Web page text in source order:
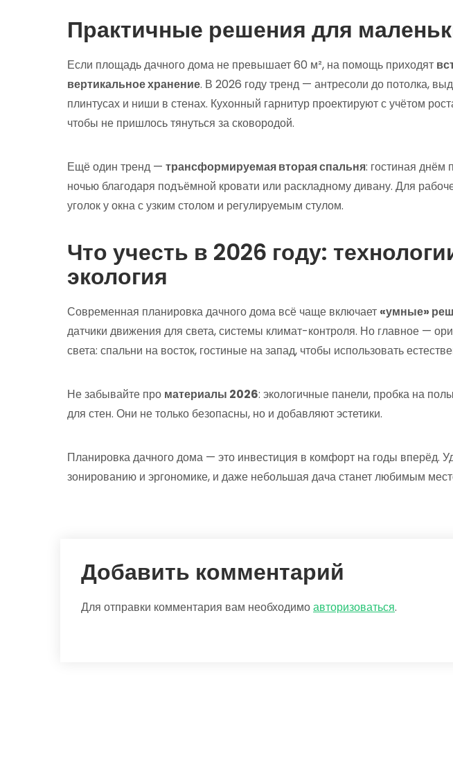
Практичные решения для
Если площадь дачного дома не превышает 60 м², на помощь приходят
вертикальное хранение. В 2026 году тренд — антресоли до потолка,
плинтусах и ниши в стенах. Кухонный гарнитур проектируют с учётом
чтобы не пришлось тянуться за сковородой.
Ещё один тренд — трансформируемая вторая спальня: гостиная днём
ночью благодаря подъёмной кровати или раскладному дивану. Для
уголок у окна с узким столом и регулируемым стулом.
Что учесть в 2026 году:
экология
Современная планировка дачного дома всё чаще включает «умные»
датчики движения для света, системы климат-контроля. Но главное —
света: спальни на восток, гостиные на запад, чтобы использовать
Не забывайте про материалы 2026: экологичные панели, пробка на
для стен. Они не только безопасны, но и добавляют эстетики.
Планировка дачного дома — это инвестиция в комфорт на годы вперёд.
зонированию и эргономике, и даже небольшая дача станет любимым
Добавить комментарий
Для отправки комментария вам необходимоавторизоваться.